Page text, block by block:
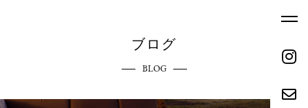
ブログ
BLOG